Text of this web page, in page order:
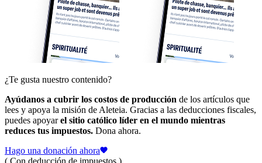
¿Te gusta nuestro contenido?
Ayúdanos a cubrir los costos de producción de los artículos que
lees y apoya la misión de Aleteia. Gracias a las deducciones fiscales,
puedes apoyarel sitio católico líder en el mundo mientras
reduces tus impuestos. Dona ahora.
Hago una donación ahora
( Con deducción de impuestos )